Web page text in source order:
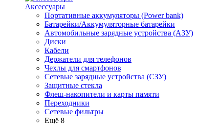
Аксессуары
Портативные аккумуляторы (Power bank)
Батарейки/Аккумуляторные батарейки
Автомобильные зарядные устройства (АЗУ)
Диски
Кабели
Держатели для телефонов
Чехлы для смартфонов
Сетевые зарядные устройства (СЗУ)
Защитные стекла
Флеш-накопители и карты памяти
Переходники
Сетевые фильтры
Ещё 8